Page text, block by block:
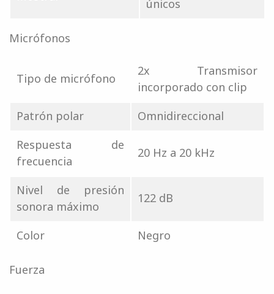
únicos
Micrófonos
Tipo de micrófono
2x Transmisor
incorporado con clip
Patrón polar
Omnidireccional
Respuesta de
frecuencia
20 Hz a 20 kHz
Nivel de presión
sonora máximo
122 dB
Color Negro
Fuerza